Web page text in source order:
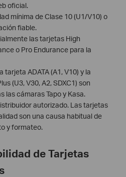
oficial.
mínima de Clase 10 (U1/V10) o
fiable.
las tarjetas High
o Pro Endurance para la
ADATA (A1, V10) y la
(U3, V30, A2, SDXC1) son
las cámaras Tapo y Kasa.
autorizado. Las tarjetas
son una causa habitual de
y formateo.
de Tarjetas